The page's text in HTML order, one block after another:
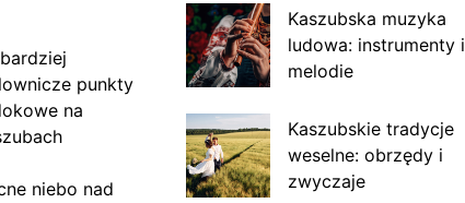
punkty
na
niebo nad
Kaszubska muzyka
ludowa: instrumenty i
melodie
Kaszubskie tradycje
weselne: obrzędy i
zwyczaje